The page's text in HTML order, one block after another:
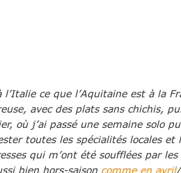
l’Italie ce que l’Aquitaine est à la
avec des plats sans chichis,
où j’ai passé une semaine solo
toutes les spécialités locales et
qui m’ont été soufflées par
bien hors-saison comme en avril/